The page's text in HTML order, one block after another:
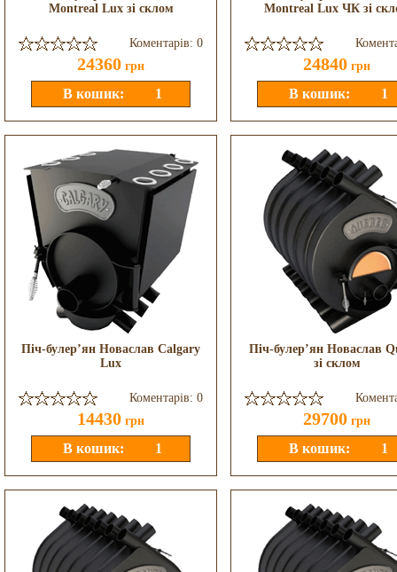
Montreal Lux зі склом
Коментарів: 0
24360 грн
Montreal Lux ЧК зі
24840 грн
Піч-булер’ян Новаслав Calgary
Lux
Коментарів: 0
14430 грн
Піч-булер’ян Новаслав
зі склом
29700 грн